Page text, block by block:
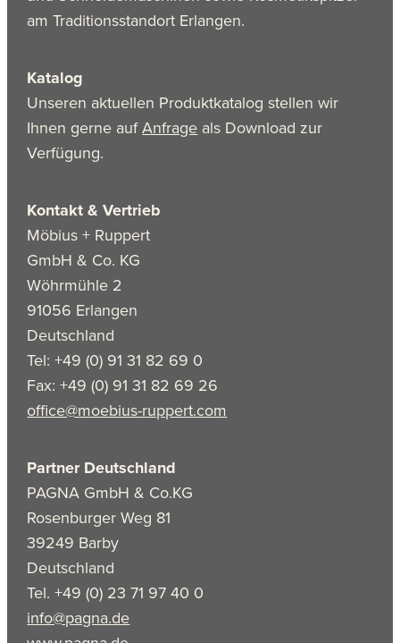
am Traditionsstandort Erlangen.
Katalog
Unseren aktuellen Produktkatalog stellen wir
Ihnen gerne aufAnfrage als Download zur
Verfügung.
Kontakt & Vertrieb
Möbius + Ruppert
GmbH & Co. KG
Wöhrmühle 2
91056 Erlangen
Deutschland
Tel: +49 (0) 91 31 82 69 0
Fax: +49 (0) 91 31 82 69 26
office@moebius-ruppert.com
Partner Deutschland
PAGNA GmbH & Co.KG
Rosenburger Weg 81
39249 Barby
Deutschland
Tel. +49 (0) 23 71 97 40 0
info@pagna.de